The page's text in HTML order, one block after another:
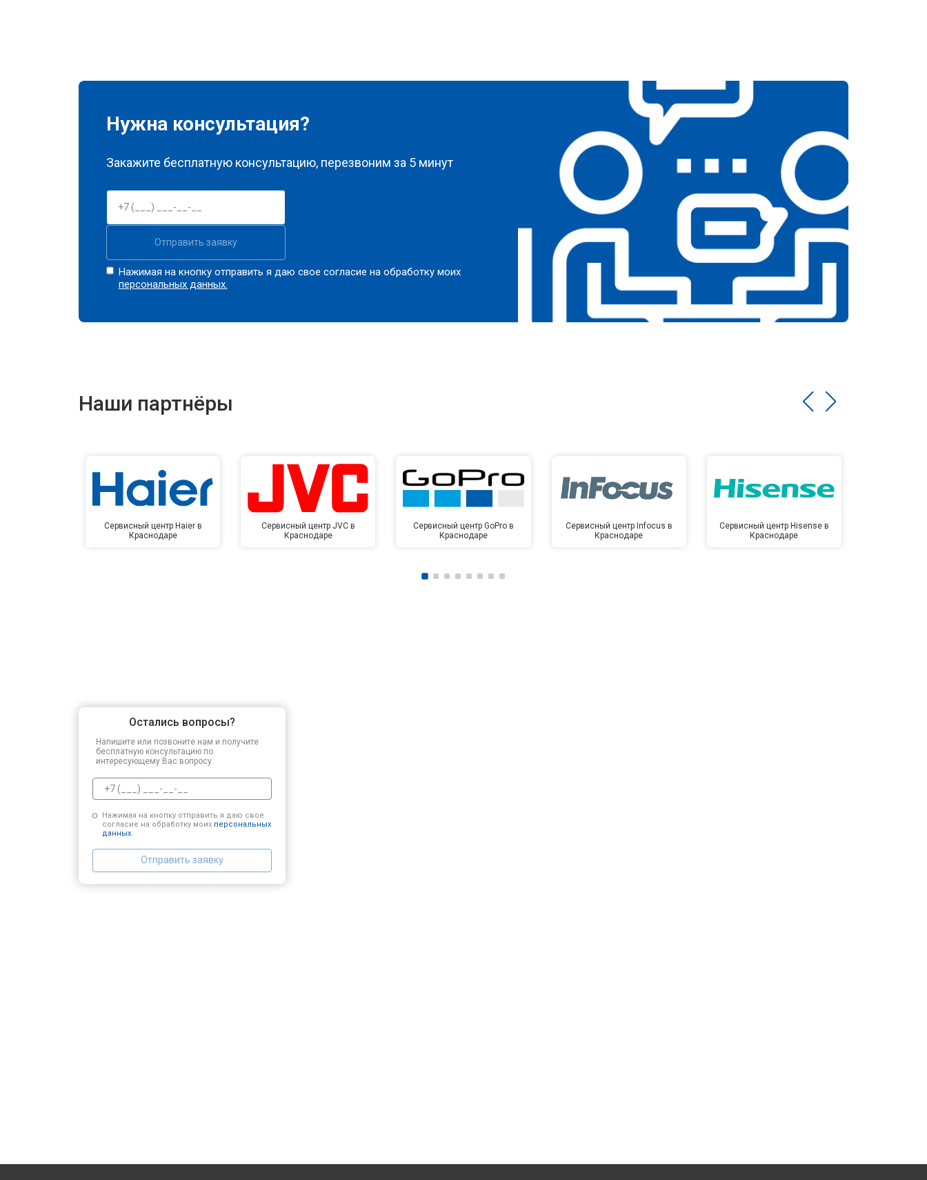
Нужна консультация?
Закажите бесплатную консультацию, перезвоним за 5 минут
Отправить заявку
Нажимая на кнопку отправить я даю свое согласие на обработку моих
персональных данных.
Наши партнёры
Сервисный центр Haier в
Краснодаре
Сервисный центр JVC в
Краснодаре
Сервисный центр GoPro в
Краснодаре
Сервисный центр Infocus в
Краснодаре
Сервисный центр Hisense в
Краснодаре
Остались вопросы?
Напишите или позвоните нам и получите
бесплатную консультацию по
интересующему Вас вопросу.
Нажимая на кнопку отправить я даю свое
согласие на обработку моих персональных
данных.
Отправить заявку